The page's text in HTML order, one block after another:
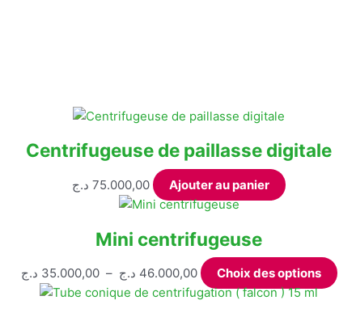
Centrifugeuse de paillasse digitale
75.000,00 د.ج Ajouter au panier
Mini centrifugeuse
35.000,00 د.ج – 46.000,00 د.ج
Plage
de
Choix des options